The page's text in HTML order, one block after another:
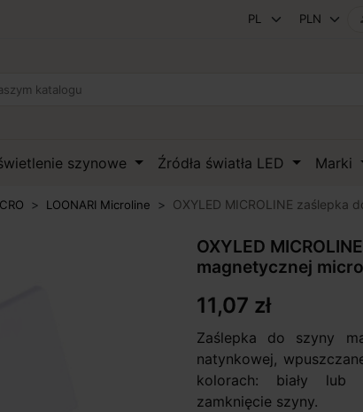
szynowe Źródła światła LED Marki
LOONARI Microline OXYLED MICROLINE zaślepka
OXYLED
magnetycznej micro
11,07 zł
Zaślepka do szyny
natynkowej,
kolorach: biały lub
zamknięcie szyny.